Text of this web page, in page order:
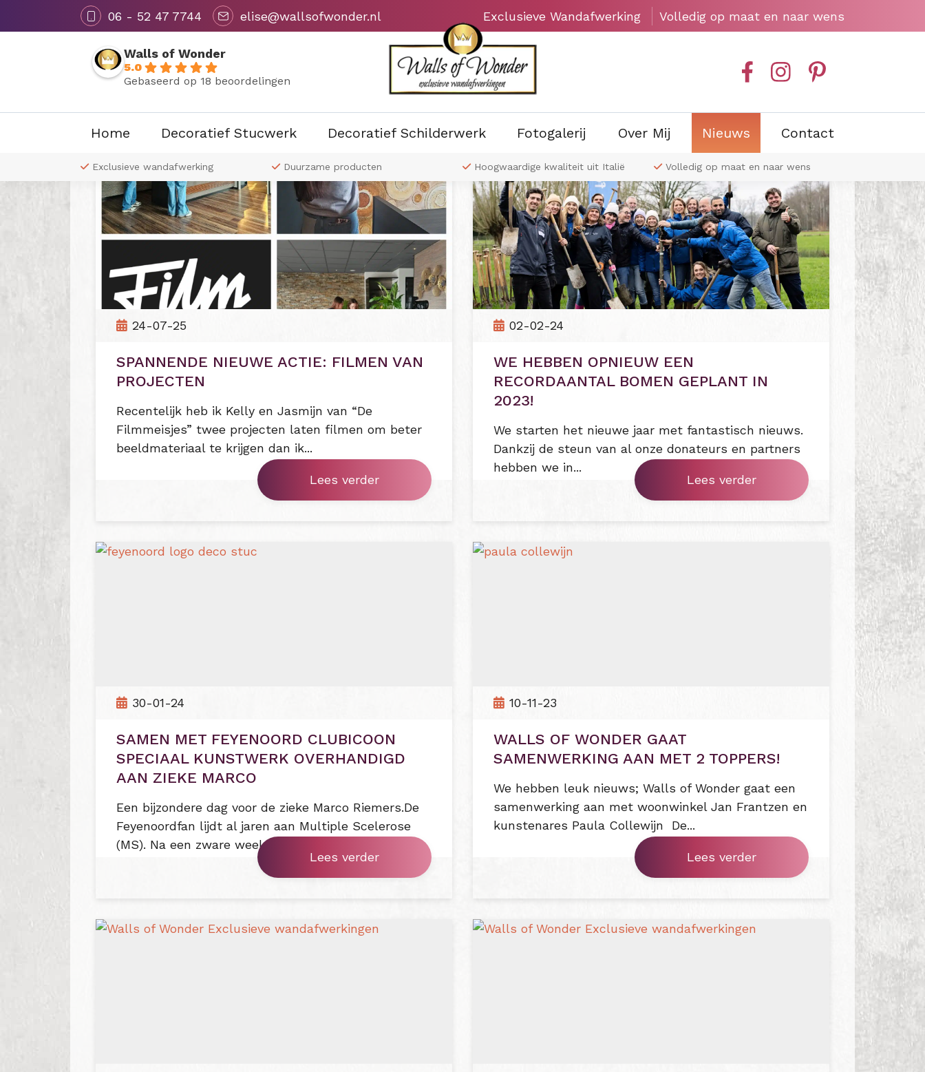
06 - 52 47 7744 elise@wallsofwonder.nl Exclusieve Wandafwerking Volledig op maat en naar wens
Walls of Wonder
5.0
Gebaseerd op 18 beoordelingen
Home Decoratief Stucwerk Decoratief Schilderwerk Fotogalerij Over Mij Nieuws Contact
Exclusieve wandafwerking Duurzame producten Hoogwaardige kwaliteit uit Italië Volledig op maat en naar wens
Alle Nieuws Uitgelicht
24-07-25
SPANNENDE NIEUWE ACTIE: FILMEN VAN
PROJECTEN
Recentelijk heb ik Kelly en Jasmijn van “De
Filmmeisjes” twee projecten laten filmen om beter
beeldmateriaal te krijgen dan ik...
Lees verder
02-02-24
WE HEBBEN OPNIEUW EEN
RECORDAANTAL BOMEN GEPLANT IN
2023!
We starten het nieuwe jaar met fantastisch nieuws.
Dankzij de steun van al onze donateurs en partners
hebben we in...
Lees verder
30-01-24
SAMEN MET FEYENOORD CLUBICOON
SPECIAAL KUNSTWERK OVERHANDIGD
AAN ZIEKE MARCO
Een bijzondere dag voor de zieke Marco Riemers.De
Feyenoordfan lijdt al jaren aan Multiple Scelerose
(MS). Na een zware week...
Lees verder
10-11-23
WALLS OF WONDER GAAT
SAMENWERKING AAN MET 2 TOPPERS!
We hebben leuk nieuws; Walls of Wonder gaat een
samenwerking aan met woonwinkel Jan Frantzen en
kunstenares Paula Collewijn De...
Lees verder